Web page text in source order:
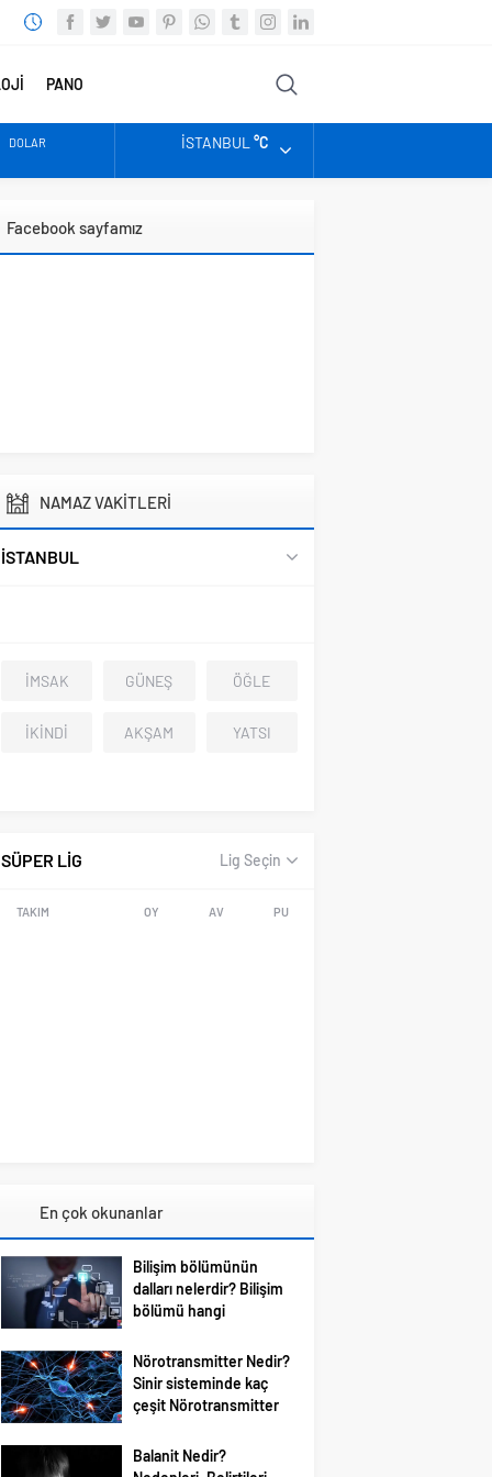
PANO
DOLAR
ALTIN
İSTANBUL °C
Facebook sayfamız
NAMAZ VAKİTLERİ
İSTANBUL
İMSAK GÜNEŞ ÖĞLE
İKİNDİ AKŞAM YATSI
Lig Seçin
SÜPER LİG
TAKIM OY AV PU
En çok okunanlar
Bilişim bölümünün
dalları nelerdir? Bilişim
bölümü hangi
Bilişim; bundan böyle
özellikle gençlerin en çok
ilgilendiği ve merak
girmiştir. Bizim de
tavsiyemiz kesinlikle bu
Nörotransmitter Nedir?
Sinir sisteminde kaç
çeşit Nörotransmitter
Bilim dünyası beyindeki
Balanit Nedir?